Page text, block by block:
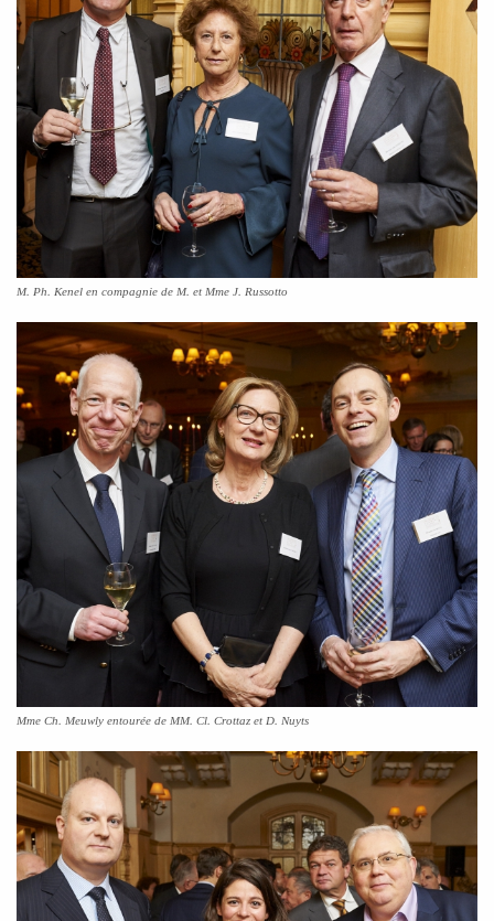
M. Ph. Kenel en compagnie de M. et Mme J. Russotto
Mme Ch. Meuwly entourée de MM. Cl. Crottaz et D. Nuyts